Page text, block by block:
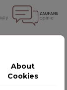
About
Cookies